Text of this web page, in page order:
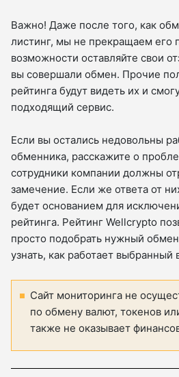
Важно! Даже после того, как
листинг, мы не прекращаем его
возможности оставляйте свои
вы совершали обмен. Прочие
рейтинга будут видеть их и
подходящий сервис.
Если вы остались недовольны
обменника, расскажите о
сотрудники компании должны
замечение. Если же ответа от
будет основанием для
рейтинга. Рейтинг Wellcrypto
просто подобрать нужный
узнать, как работает выбранный
Сайт мониторинга не
по обмену валют, токенов
также не оказывает